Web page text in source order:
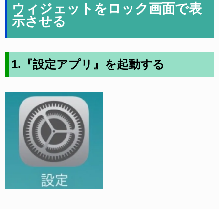
ウィジェットをロック画面で表
示させる
1.『設定アプリ』を起動する